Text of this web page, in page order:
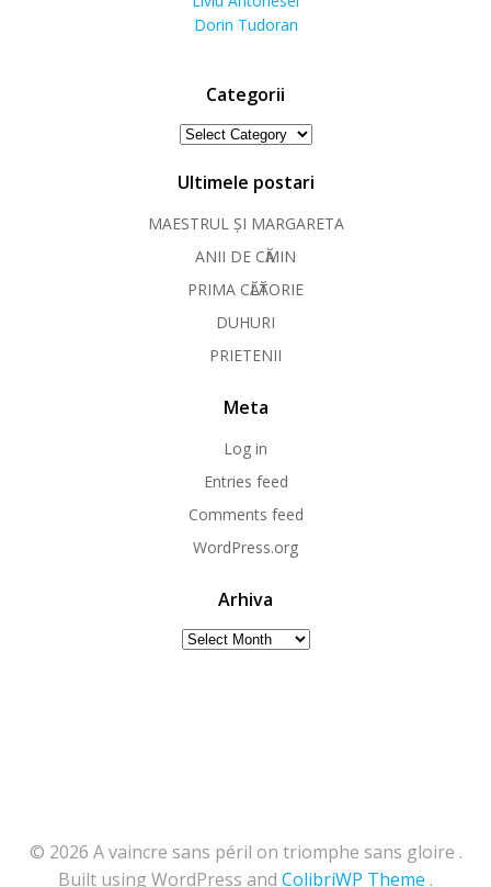
Dorin Tudoran
Categorii
Categorii
Ultimele postari
MAESTRUL ȘI MARGARETA
ANII DE CӐMIN
PRIMA CӐLӐTORIE
DUHURI
PRIETENII
Meta
Log in
Entries feed
Comments feed
WordPress.org
Arhiva
Arhiva
© 2026 A vaincre sans péril on triomphe sans gloire .
Built using WordPress and ColibriWP Theme .